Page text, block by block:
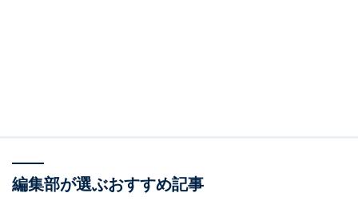
編集部が選ぶおすすめ記事